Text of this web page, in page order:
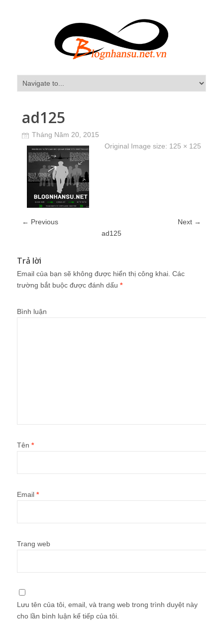
ad125
Tháng Năm 20, 2015
Original Image size: 125 × 125
← Previous
Next →
ad125
Trả lời
Email của bạn sẽ không được hiển thị công khai. Các
trường bắt buộc được đánh dấu *
Bình luận
Tên *
Email *
Trang web
Lưu tên của tôi, email, và trang web trong trình duyệt này
cho lần bình luận kế tiếp của tôi.